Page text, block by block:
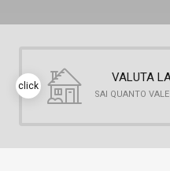
click
VALUTA
SAI QUANTO